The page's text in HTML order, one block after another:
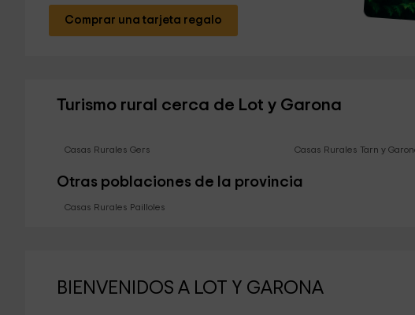
Comprar una tarjeta regalo
Turismo rural cerca de Lot y Garona
Casas Rurales Gers Casas Rurales Tarn y
Otras poblaciones de la provincia
Casas Rurales Pailloles
BIENVENIDOS A LOT Y GARONA